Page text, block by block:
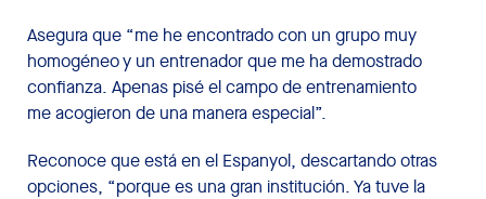
Asegura que “me he encontrado con un grupo muy
homogéneo y un entrenador que me ha demostrado
confianza. Apenas pisé el campo de entrenamiento
me acogieron de una manera especial”.
Reconoce que está en el Espanyol, descartando otras
opciones, “porque es una gran institución. Ya tuve la